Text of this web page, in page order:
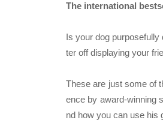
The international
Is your dog purposefully
ter off displaying your
These are just some of
ence by award-winning
nd how you can use his